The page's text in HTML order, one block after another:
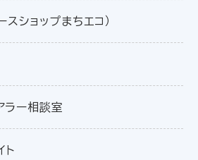
スショップまちエコ）
ラー相談室
ト